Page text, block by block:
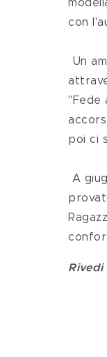
con
"Fede
poi ci
A
Rivedi